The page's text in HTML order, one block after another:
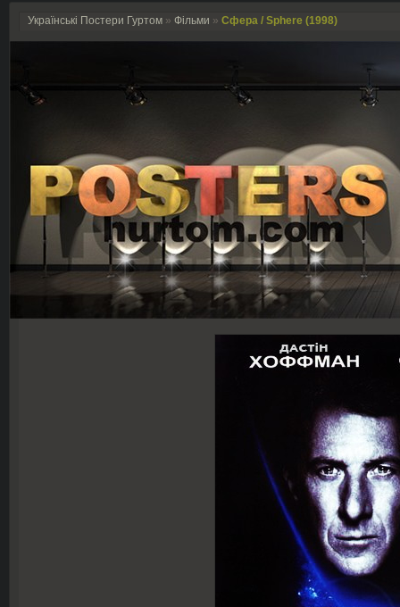
Українські Постери Гуртом » Фільми » Сфера / Sphere (1998)